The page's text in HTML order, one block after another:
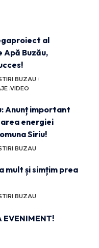
al
Apă Buzău,
BUZAU
VIDEO
Anunț important
energiei
Siriu!
BUZAU
mult și simțim prea
BUZAU
EVENIMENT!